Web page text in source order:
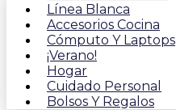
Línea Blanca
Accesorios Cocina
Cómputo Y Laptops
¡Verano!
Hogar
Cuidado Personal
Bolsos Y Regalos